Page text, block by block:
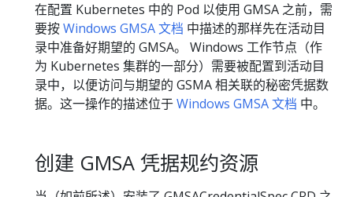
在配置 Kubernetes 中的 Pod 以使用 GMSA 之前，需
要按Windows GMSA 文档 中描述的那样先在活动目
录中准备好期望的 GMSA。 Windows 工作节点（作
为 Kubernetes 集群的一部分）需要被配置到活动目
录中，以便访问与期望的 GSMA 相关联的秘密凭据数
据。这一操作的描述位于Windows GMSA 文档 中。
创建 GMSA 凭据规约资源